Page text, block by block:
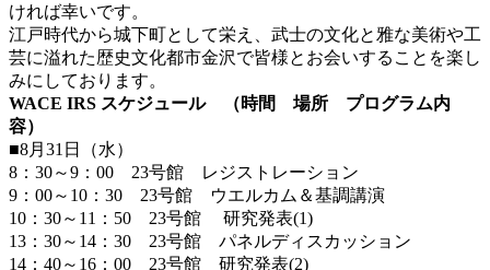
ければ幸いです。
江戸時代から城下町として栄え、武士の文化と雅な美術や工
芸に溢れた歴史文化都市金沢で皆様とお会いすることを楽し
みにしております。
WACE IRS スケジュール （時間 場所 プログラム内
容）
■8月31日（水）
8：30～9：00 23号館 レジストレーション
9：00～10：30 23号館 ウエルカム＆基調講演
10：30～11：50 23号館 研究発表(1)
13：30～14：30 23号館 パネルディスカッション
14：40～16：00 23号館 研究発表(2)